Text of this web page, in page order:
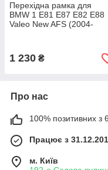
Перехідна рамка для
BMW 1 E81 E87 E82 E88
Valeo New AFS (2004-
1 230 ₴
Про нас
100% позитивних з
Працює з
м. Київ